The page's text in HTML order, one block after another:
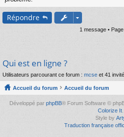
Répondre
1 message • Page
Qui est en ligne ?
Utilisateurs parcourant ce forum : mcse et 41
Accueil du forum Accueil du forum
Développé par phpBB® Forum Software ©
Colorize It
Style by
Traduction française